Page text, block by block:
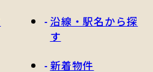
沿線・駅名から探
す
新着物件